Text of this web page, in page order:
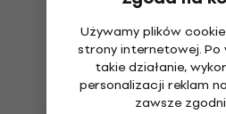
Używamy plików
strony internetowej. Po
takie działanie,
personalizacji reklam
zawsze